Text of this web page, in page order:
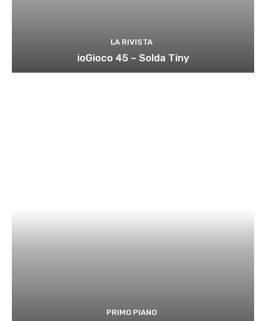
LA RIVISTA
ioGioco 45 – Solda Tiny
PRIMO PIANO